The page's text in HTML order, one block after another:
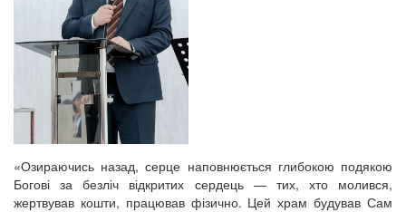
«Озираючись назад, серце наповнюється глибокою подякою
Богові за безліч відкритих сердець — тих, хто молився,
жертвував кошти, працював фізично. Цей храм будував Сам